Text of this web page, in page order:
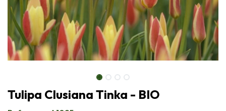
Tulipa Clusiana Tinka - BIO